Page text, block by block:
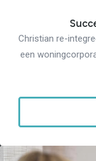
Christian re-
een